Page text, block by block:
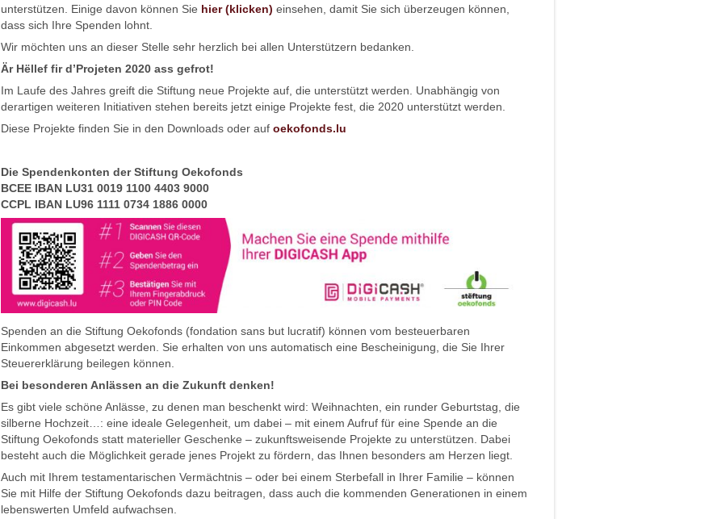
unterstützen. Einige davon können Sie hier (klicken) einsehen, damit Sie sich überzeugen können,
dass sich Ihre Spenden lohnt.
Wir möchten uns an dieser Stelle sehr herzlich bei allen Unterstützern bedanken.
Är Hëllef fir d’Projeten 2020 ass gefrot!
Im Laufe des Jahres greift die Stiftung neue Projekte auf, die unterstützt werden. Unabhängig von
derartigen weiteren Initiativen stehen bereits jetzt einige Projekte fest, die 2020 unterstützt werden.
Diese Projekte finden Sie in den Downloads oder auf oekofonds.lu
Die Spendenkonten der Stiftung Oekofonds
BCEE IBAN LU31 0019 1100 4403 9000
CCPL IBAN LU96 1111 0734 1886 0000
Spenden an die Stiftung Oekofonds (fondation sans but lucratif) können vom besteuerbaren
Einkommen abgesetzt werden. Sie erhalten von uns automatisch eine Bescheinigung, die Sie Ihrer
Steuererklärung beilegen können.
Bei besonderen Anlässen an die Zukunft denken!
Es gibt viele schöne Anlässe, zu denen man beschenkt wird: Weihnachten, ein runder Geburtstag, die
silberne Hochzeit…: eine ideale Gelegenheit, um dabei – mit einem Aufruf für eine Spende an die
Stiftung Oekofonds statt materieller Geschenke – zukunftsweisende Projekte zu unterstützen. Dabei
besteht auch die Möglichkeit gerade jenes Projekt zu fördern, das Ihnen besonders am Herzen liegt.
Auch mit Ihrem testamentarischen Vermächtnis – oder bei einem Sterbefall in Ihrer Familie – können
Sie mit Hilfe der Stiftung Oekofonds dazu beitragen, dass auch die kommenden Generationen in einem
lebenswerten Umfeld aufwachsen.